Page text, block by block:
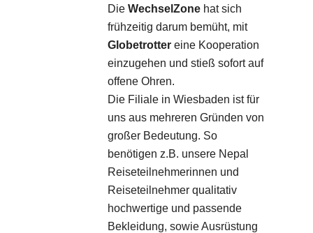
Die WechselZone hat sich
frühzeitig darum bemüht, mit
Globetrotter eine Kooperation
einzugehen und stieß sofort auf
offene Ohren.
Die Filiale in Wiesbaden ist für
uns aus mehreren Gründen von
großer Bedeutung. So
benötigen z.B. unsere Nepal
Reiseteilnehmerinnen und
Reiseteilnehmer qualitativ
hochwertige und passende
Bekleidung, sowie Ausrüstung